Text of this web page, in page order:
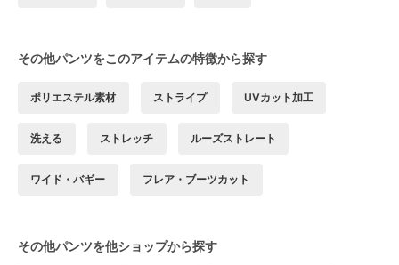
その他パンツをこのアイテムの特徴から探す
ポリエステル素材 ストライプ UVカット加工
洗える ストレッチ ルーズストレート
ワイド・バギー フレア・ブーツカット
その他パンツを他ショップから探す